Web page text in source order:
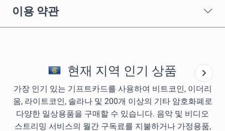
이용 약관
현재 지역 인기 상품
가장 인기 있는 기프트카드를 사용하여 비트코인, 이더리
움, 라이트코인, 솔라나 및 200개 이상의 기타 암호화폐로
다양한 일상용품을 구매할 수 있습니다. 음악 및 비디오
스트리밍 서비스의 월간 구독료를 지불하거나 가정용품,